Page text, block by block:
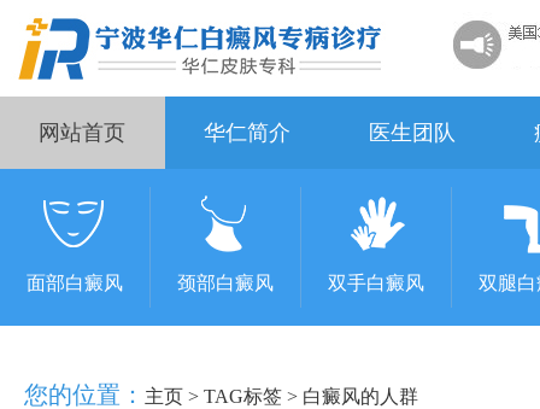
网站首页 华仁简介 医生团队
面部白癜风 颈部白癜风 双手白癜风 双腿
您的位置： 主页 > TAG标签 > 白癜风的人群